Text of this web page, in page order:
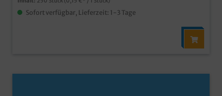
Sofort verfügbar, Lieferzeit: 1-3 Tage